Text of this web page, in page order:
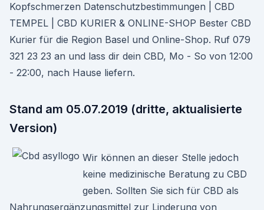
Kopfschmerzen Datenschutzbestimmungen | CBD
TEMPEL | CBD KURIER & ONLINE-SHOP Bester CBD
Kurier für die Region Basel und Online-Shop. Ruf 079
321 23 23 an und lass dir dein CBD, Mo - So von 12:00
- 22:00, nach Hause liefern.
Stand am 05.07.2019 (dritte, aktualisierte
Version)
Wir können an dieser Stelle jedoch
keine medizinische Beratung zu CBD
geben. Sollten Sie sich für CBD als
Nahrungsergänzungsmittel zur Linderung von